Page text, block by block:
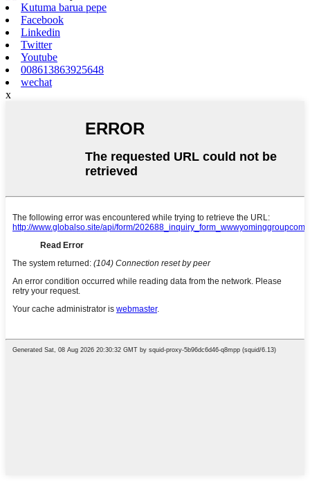
Kutuma barua pepe
Facebook
Linkedin
Twitter
Youtube
008613863925648
wechat
x